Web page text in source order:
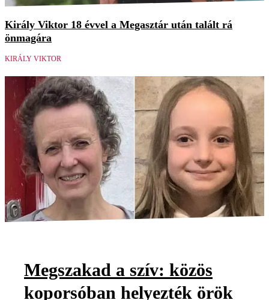
Király Viktor 18 évvel a Megasztár után talált rá
önmagára
KIRÁLY VIKTOR
Megszakad a szív: közös
koporsóban helyezték örök